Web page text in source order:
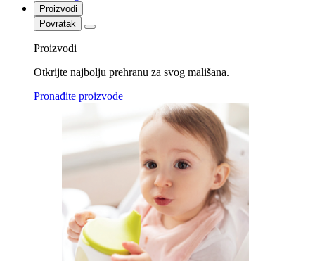
Proizvodi
Povratak
Proizvodi
Otkrijte najbolju prehranu za svog mališana.
Pronađite proizvode